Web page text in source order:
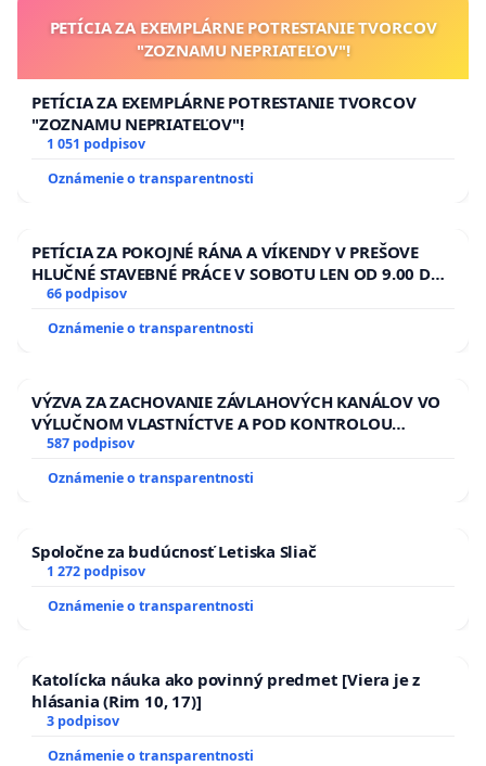
PETÍCIA ZA EXEMPLÁRNE POTRESTANIE TVORCOV
"ZOZNAMU NEPRIATEĽOV"!
PETÍCIA ZA EXEMPLÁRNE POTRESTANIE TVORCOV
"ZOZNAMU NEPRIATEĽOV"!
1 051 podpisov
Oznámenie o transparentnosti
PETÍCIA ZA POKOJNÉ RÁNA A VÍKENDY V PREŠOVE
HLUČNÉ STAVEBNÉ PRÁCE V SOBOTU LEN OD 9.00 DO
13.00 HOD., CEZ PRACOVNÝ TÝŽDEŇ CIEĽ 8.00 – 18.00
ĎUMBIERSKEJ/MAGU
66 podpisov
Oznámenie o transparentnosti
VÝZVA ZA ZACHOVANIE ZÁVLAHOVÝCH KANÁLOV VO
VÝLUČNOM VLASTNÍCTVE A POD KONTROLOU
SLOVENSKEJ REPUBLIKY & žiadosť na riešenie
kanálov na Slovensku
587 podpisov
Oznámenie o transparentnosti
Spoločne za budúcnosť Letiska Sliač
1 272 podpisov
Oznámenie o transparentnosti
Katolícka náuka ako povinný predmet [Viera je z
hlásania (Rim 10, 17)]
3 podpisov
Oznámenie o transparentnosti